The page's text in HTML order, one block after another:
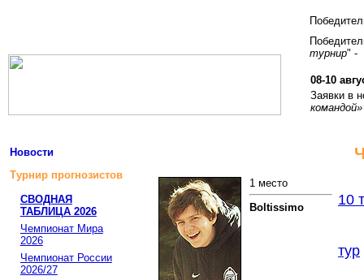
турнир" -
08-10
Заявки в
командой»
Новости
Турнир прогнозистов
СВОДНАЯ
ТАБЛИЦА 2026
Чемпионат Мира
2026
Чемпионат России
2026/27
1 место
Boltissimo
10
тур